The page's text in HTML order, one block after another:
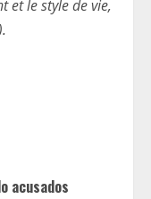
et le style de vie,
acusados